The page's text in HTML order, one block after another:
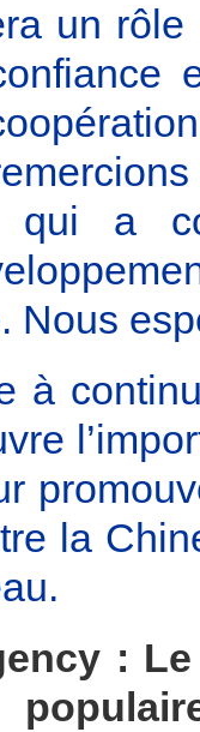
un rôle
a
Nous
à
la
: